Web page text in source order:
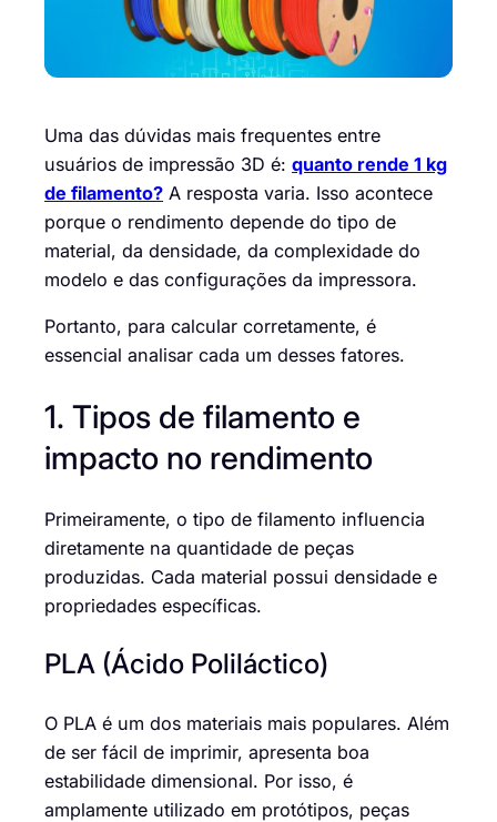
Uma das dúvidas mais frequentes entre
usuários de impressão 3D é: quanto rende 1 kg
de filamento? A resposta varia. Isso acontece
porque o rendimento depende do tipo de
material, da densidade, da complexidade do
modelo e das configurações da impressora.
Portanto, para calcular corretamente, é
essencial analisar cada um desses fatores.
1. Tipos de filamento e
impacto no rendimento
Primeiramente, o tipo de filamento influencia
diretamente na quantidade de peças
produzidas. Cada material possui densidade e
propriedades específicas.
PLA (Ácido Poliláctico)
O PLA é um dos materiais mais populares. Além
de ser fácil de imprimir, apresenta boa
estabilidade dimensional. Por isso, é
amplamente utilizado em protótipos, peças